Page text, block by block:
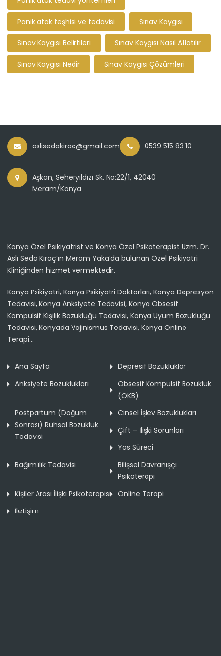
Panik atak teşhisi ve tedavisi Sınav Kaygısı
Sınav Kaygısı Belirtileri Sınav Kaygısı Nasıl Atlatılır
Sınav Kaygısı Nedir Sınav Kaygısı Çözümleri
aslisedakirac@gmail.com 0539 515 83 10
Aşkan, Seheryıldızı Sk. No:22/1, 42040
Meram/Konya
Konya Özel Psikiyatrist ve Konya Özel Psikoterapist Uzm. Dr.
Aslı Seda Kıraç’ın Meram Yaka’da bulunan Özel Psikiyatri
Kliniğinden hizmet vermektedir.
Konya Psikiyatri, Konya Psikiyatri Doktorları, Konya Depresyon
Tedavisi, Konya Anksiyete Tedavisi, Konya Obsesif
Kompulsif Kişilik Bozukluğu Tedavisi, Konya Uyum Bozukluğu
Tedavisi, Konyada Vajinismus Tedavisi, Konya Online
Terapi...
Ana Sayfa
Depresif Bozukluklar
Anksiyete Bozuklukları
Obsesif Kompulsif Bozukluk
(OKB)
Postpartum (Doğum
Sonrası) Ruhsal Bozukluk
Tedavisi
Cinsel İşlev Bozuklukları
Çift – İlişki Sorunları
Yas Süreci
Bağımlılık Tedavisi
Bilişsel Davranışçı
Psikoterapi
Kişiler Arası İlişki Psikoterapisi
Online Terapi
İletişim